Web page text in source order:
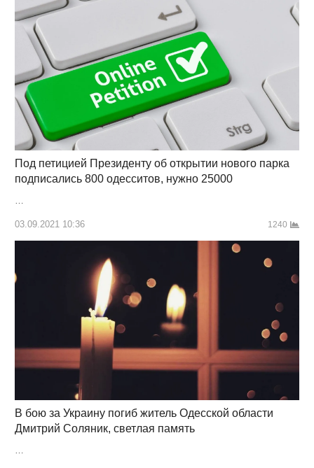
Под петицией Президенту об открытии нового парка
подписались 800 одесситов, нужно 25000
03.09.2021 10:36 1240
В бою за Украину погиб житель Одесской области
Дмитрий Соляник, светлая память
…